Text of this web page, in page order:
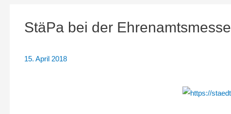
StäPa bei der Ehrenamtsmesse
15. April 2018